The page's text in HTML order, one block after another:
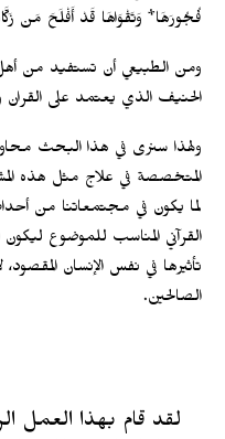
فُجُورَهَا* وَتَقْوَاهَا قَدْ أَفْلَحَ مَن
ومن الطبيعي أن تستفيد من أهل
الحنيف الذي يعتمد على القران
ولهذا سنرى في هذا البحث محاولة
المتخصصة في علاج مثل هذه
لما يكون في مجتمعاتنا من
القرآني المناسب للموضوع
تأثيرها في نفس الإنسان
الصالحين.
لقد قام بهذا العمل